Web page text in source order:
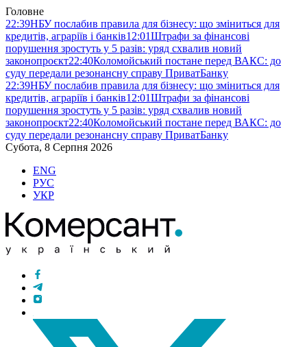
Головне
22:39НБУ послабив правила для бізнесу: що зміниться для
кредитів, аграріїв і банків12:01Штрафи за фінансові
порушення зростуть у 5 разів: уряд схвалив новий
законопроєкт22:40Коломойський постане перед ВАКС: до
суду передали резонансну справу ПриватБанку
22:39НБУ послабив правила для бізнесу: що зміниться для
кредитів, аграріїв і банків12:01Штрафи за фінансові
порушення зростуть у 5 разів: уряд схвалив новий
законопроєкт22:40Коломойський постане перед ВАКС: до
суду передали резонансну справу ПриватБанку
Субота, 8 Серпня 2026
ENG
РУС
УКР